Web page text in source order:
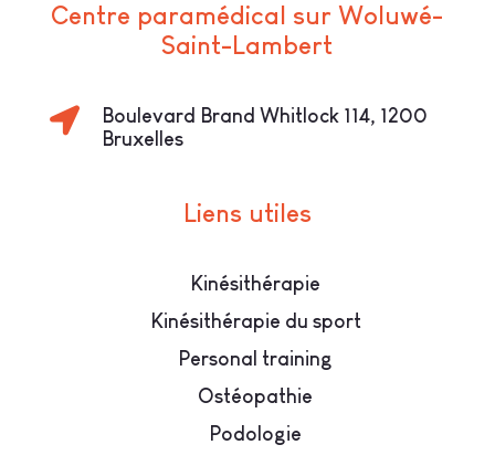
Centre paramédical sur Woluwé-
Saint-Lambert

Boulevard Brand Whitlock 114, 1200
Bruxelles
Liens utiles
Kinésithérapie
Kinésithérapie du sport
Personal training
Ostéopathie
Podologie